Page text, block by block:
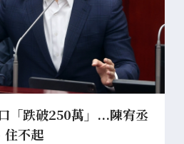
「跌破250萬」...陳宥丞
住不起